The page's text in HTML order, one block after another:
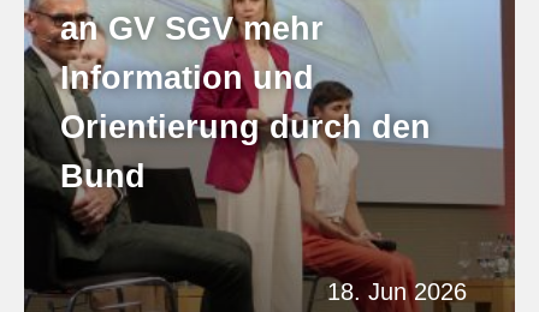
18. Jun 2026
an GV SGV mehr
Information und
Orientierung durch den
Bund